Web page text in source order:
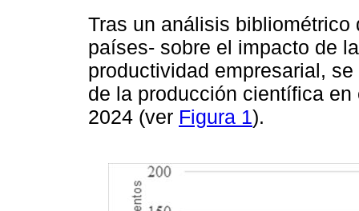
Tras un análisis
países- sobre el impacto de
productividad empresarial,
de la producción científica
2024 (ver Figura 1).